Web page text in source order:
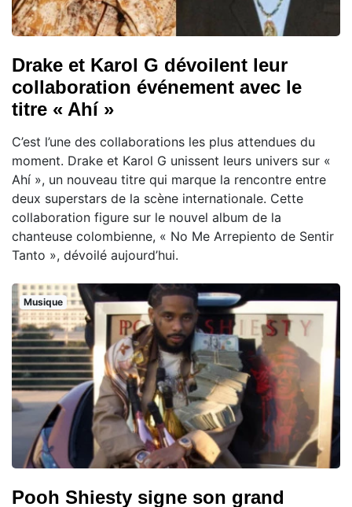
Drake et Karol G dévoilent leur
collaboration événement avec le
titre « Ahí »
C’est l’une des collaborations les plus attendues du
moment. Drake et Karol G unissent leurs univers sur «
Ahí », un nouveau titre qui marque la rencontre entre
deux superstars de la scène internationale. Cette
collaboration figure sur le nouvel album de la
chanteuse colombienne, « No Me Arrepiento de Sentir
Tanto », dévoilé aujourd’hui.
Musique
Pooh Shiesty signe son grand